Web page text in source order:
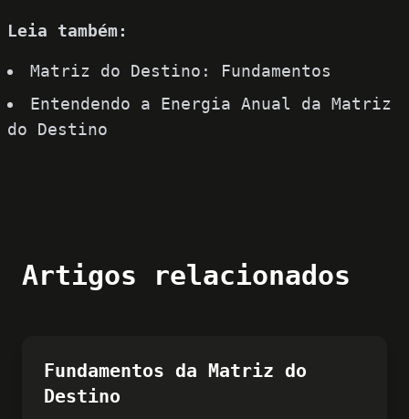
Leia também:
Matriz do Destino: Fundamentos
Entendendo a Energia Anual da Matriz
do Destino
Artigos relacionados
Fundamentos da Matriz do
Destino